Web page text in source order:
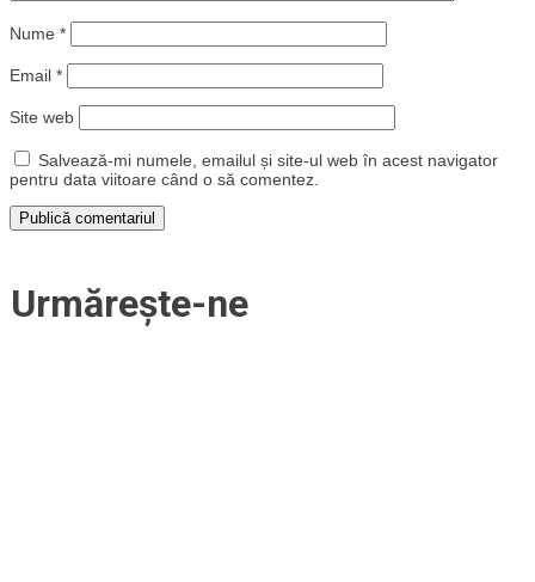
Nume *
Email *
Site web
Salvează-mi numele, emailul și site-ul web în acest navigator
pentru data viitoare când o să comentez.
Urmărește-ne